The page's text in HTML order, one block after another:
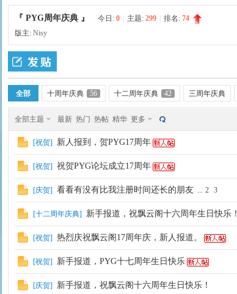
索
飘
云
阁
» › ›
『 PYG周年庆典 』 今日:0 主题:299 排名:74
版主:Nisy
全部 十周年庆典 56 十二周年庆典 42 三周年庆典
全部主题 最新 热门 热帖 精华 更多
[祝贺] 新人报到，贺PYG17周年
[祝贺] 祝贺PYG论坛成立17周年
[庆贺] 看看有没有比我注册时间还长的朋友 ... 2 3
[十二周年庆典] 新手报道，祝飘云阁十六周年生日快乐！
[祝贺] 热烈庆祝飘云阁17周年庆，新人报道。
[祝贺] 新手报道，PYG十七周年生日快乐
[庆贺] 新手报道，祝飘云阁十六周年生日快乐！